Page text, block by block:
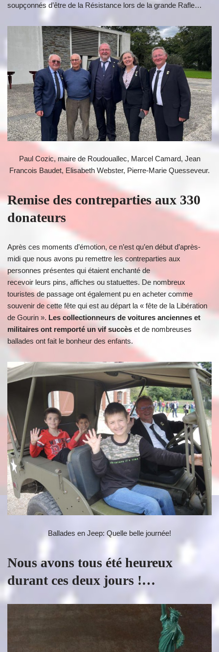
soupçonnés d’être de la Résistance lors de la grande Rafle…
Paul Cozic, maire de Roudouallec, Marcel Camard, Jean
Francois Baudet, Elisabeth Webster, Pierre-Marie Quesseveur.
Remise des contreparties aux 330
donateurs
Après ces moments d’émotion, ce n’est qu’en début d’après-
midi que nous avons pu remettre les contreparties aux
personnes présentes qui étaient enchanté de
recevoir leurs pins, affiches ou statuettes. De nombreux
touristes de passage ont également pu en acheter comme
souvenir de cette fête qui est au départ la « fête de la Libération
de Gourin ». Les collectionneurs de voitures anciennes et
militaires ont remporté un vif succès et de nombreuses
ballades ont fait le bonheur des enfants.
Ballades en Jeep: Quelle belle journée!
Nous avons tous été heureux
durant ces deux jours !…